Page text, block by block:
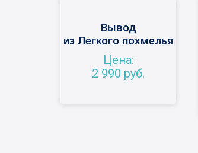
Вывод
из Легкого похмелья
Цена:
2 990 руб.